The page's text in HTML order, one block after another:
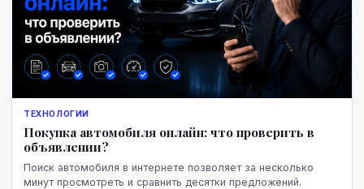
ТЕХНОЛОГИИ
Покупка автомобиля онлайн: что проверить в
объявлении?
Поиск автомобиля в интернете позволяет за несколько
минут просмотреть и сравнить десятки предложений.